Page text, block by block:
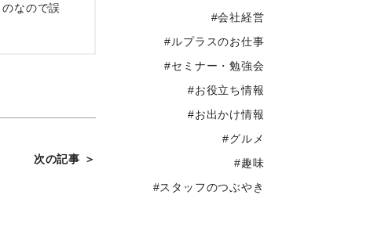
なので誤
次の記事 ＞
#会社経営
#ルプラスのお仕事
#セミナー・勉強会
#お役立ち情報
#お出かけ情報
#グルメ
#趣味
#スタッフのつぶやき